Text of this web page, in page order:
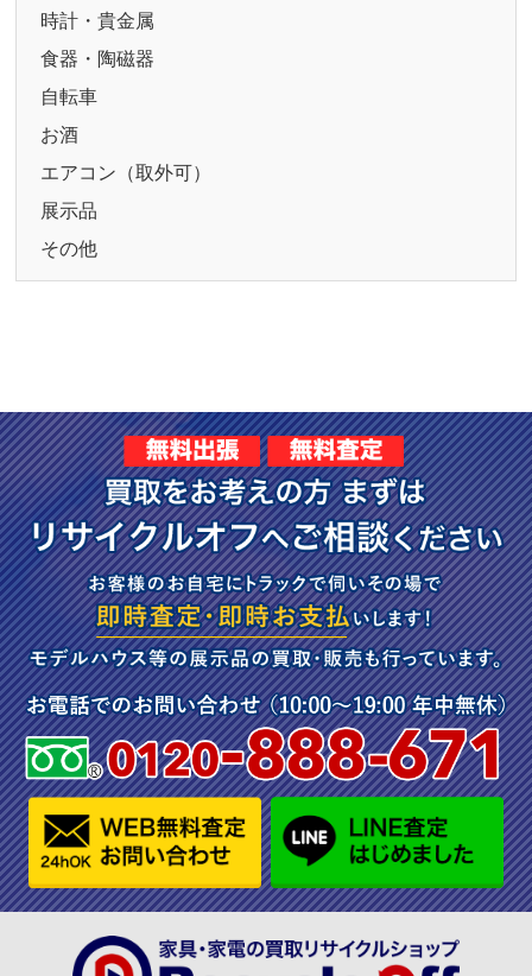
時計・貴金属
食器・陶磁器
自転車
お酒
エアコン（取外可）
展示品
その他